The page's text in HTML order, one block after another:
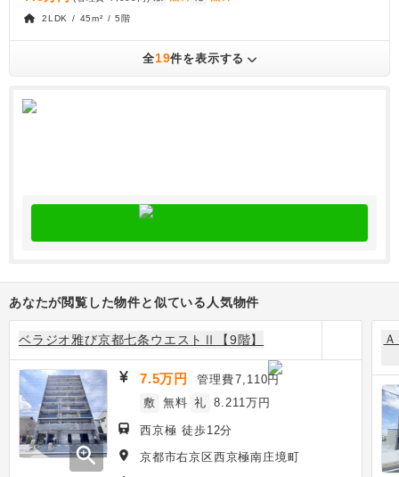
2LDK / 45m² / 5階
全19件を表示する
あなたが閲覧した物件と似ている人気物件
ベラジオ雅び京都七条ウエストⅡ【9階】
zoom_in
7.5万円 管理費7,110円
敷 無料 礼 8.211万円
西京極 徒歩12分
京都市右京区西京極南庄境町